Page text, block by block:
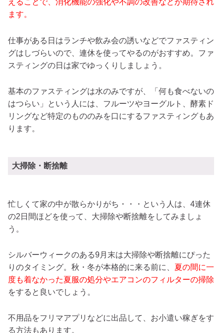
えることで、消化機能の強化や不調の改善などが期待され
ます。
仕事がある日はランチや飲み会の誘いなどでファスティン
グはしづらいので、連休を使ってやるのがおすすめ。ファ
スティングの日は家でゆっくりしましょう。
基本のファスティングは水のみですが、「何も食べないの
はつらい」という人には、フルーツやヨーグルト、酵素ド
リングなど特定のもののみを口にするファスティングもあ
ります。
大掃除・断捨離
忙しくて家の中が散らかりがち・・・という人は、4連休
の2日間ほどを使って、大掃除や断捨離をしてみましょ
う。
シルバーウィークのある9月末は大掃除や断捨離にぴった
りのタイミング。秋・冬が本格的に来る前に、 夏の間に一
度も着なかった夏服の処分やエアコンのフィルターの掃除
をすると良いでしょう。
不用品をフリマアプリなどに出品して、お小遣い稼ぎをす
る方法もあります。